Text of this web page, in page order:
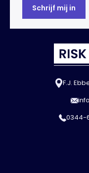
F.J.
0344-